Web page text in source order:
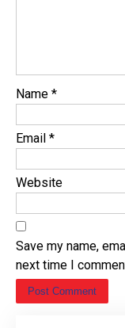
Name *
Email *
Website
Save my name,
next time I